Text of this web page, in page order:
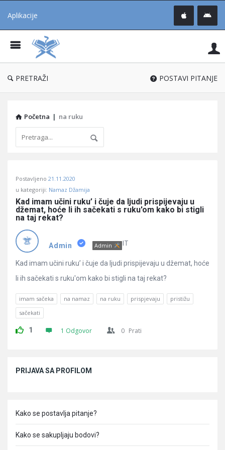
Aplikacije
®
PRETRAŽI POSTAVI PITANJE
Početna | na ruku
Učene
Latest
Pitanja
Postavljeno 21.11.2020
u kategoriji: Namaz Džamija
Kad imam učini ruku’ i čuje da ljudi prispijevaju u
džemat, hoće li ih sačekati s ruku'om kako bi stigli
na taj rekat?
Admin Admin IT
Kad imam učini ruku’ i čuje da ljudi prispijevaju u džemat, hoće
li ih sačekati s ruku'om kako bi stigli na taj rekat?
imam sačeka na namaz na ruku prispjevaju
pristižu
sačekati
1 1 Odgovor 0 Prati
PRIJAVA SA PROFILOM
Kako se postavlja pitanje?
Kako se sakupljaju bodovi?